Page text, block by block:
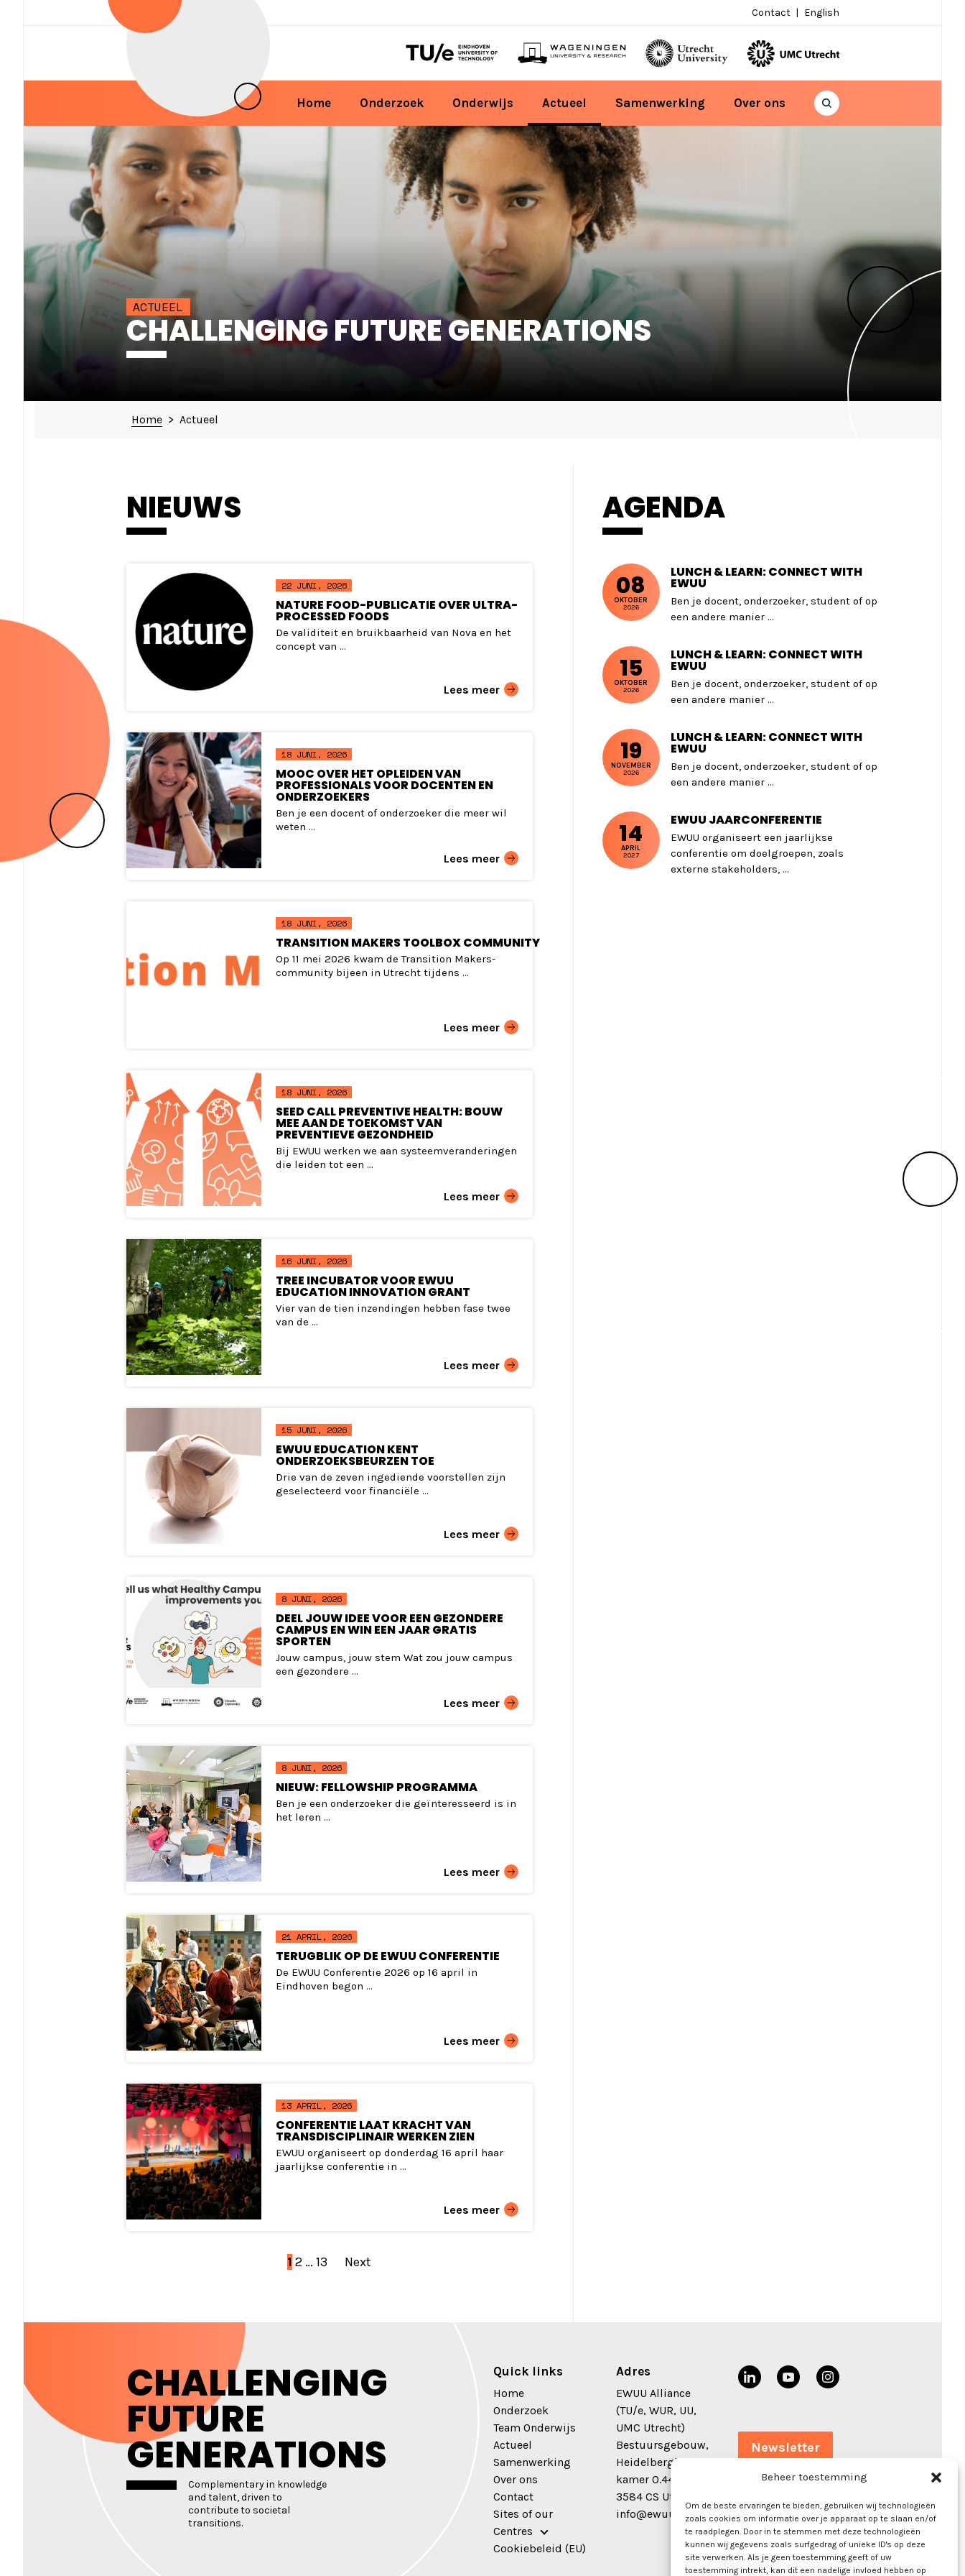
Beheer toestemming
Om de beste ervaringen te bieden, gebruiken wij technologieën
zoals cookies om informatie over je apparaat op te slaan en/of
te raadplegen. Door in te stemmen met deze technologieën
kunnen wij gegevens zoals surfgedrag of unieke ID's op deze
site verwerken. Als je geen toestemming geeft of uw
toestemming intrekt, kan dit een nadelige invloed hebben op
Contact English
Ga naar de inhoud
HOOFDNAVIGATIE Home Onderzoek Onderwijs Actueel Samenwerking Over ons
ACTUEEL
CHALLENGING FUTURE GENERATIONS
Home > Actueel
NIEUWS
22 JUNI, 2026
NATURE FOOD-PUBLICATIE OVER ULTRA-
PROCESSED FOODS
De validiteit en bruikbaarheid van Nova en het
concept van ...
Lees meer
18 JUNI, 2026
MOOC OVER HET OPLEIDEN VAN
PROFESSIONALS VOOR DOCENTEN EN
ONDERZOEKERS
Ben je een docent of onderzoeker die meer wil
weten ...
Lees meer
18 JUNI, 2026
TRANSITION MAKERS TOOLBOX COMMUNITY
Op 11 mei 2026 kwam de Transition Makers-
community bijeen in Utrecht tijdens ...
Lees meer
18 JUNI, 2026
SEED CALL PREVENTIVE HEALTH: BOUW
MEE AAN DE TOEKOMST VAN
PREVENTIEVE GEZONDHEID
Bij EWUU werken we aan systeemveranderingen
die leiden tot een ...
Lees meer
16 JUNI, 2026
TREE INCUBATOR VOOR EWUU
EDUCATION INNOVATION GRANT
Vier van de tien inzendingen hebben fase twee
van de ...
Lees meer
15 JUNI, 2026
EWUU EDUCATION KENT
ONDERZOEKSBEURZEN TOE
Drie van de zeven ingediende voorstellen zijn
geselecteerd voor financiële ...
Lees meer
8 JUNI, 2026
DEEL JOUW IDEE VOOR EEN GEZONDERE
CAMPUS EN WIN EEN JAAR GRATIS
SPORTEN
Jouw campus, jouw stem Wat zou jouw campus
een gezondere ...
Lees meer
8 JUNI, 2026
NIEUW: FELLOWSHIP PROGRAMMA
Ben je een onderzoeker die geïnteresseerd is in
het leren ...
Lees meer
21 APRIL, 2026
TERUGBLIK OP DE EWUU CONFERENTIE
De EWUU Conferentie 2026 op 16 april in
Eindhoven begon ...
Lees meer
13 APRIL, 2026
CONFERENTIE LAAT KRACHT VAN
TRANSDISCIPLINAIR WERKEN ZIEN
EWUU organiseert op donderdag 16 april haar
jaarlijkse conferentie in ...
Lees meer
1 2 … 13 Next
AGENDA
08
OKTOBER
2026
LUNCH & LEARN: CONNECT WITH
EWUU
Ben je docent, onderzoeker, student of op
een andere manier ...
15
OKTOBER
2026
LUNCH & LEARN: CONNECT WITH
EWUU
Ben je docent, onderzoeker, student of op
een andere manier ...
19
NOVEMBER
2026
LUNCH & LEARN: CONNECT WITH
EWUU
Ben je docent, onderzoeker, student of op
een andere manier ...
14
APRIL
2027
EWUU JAARCONFERENTIE
EWUU organiseert een jaarlijkse
conferentie om doelgroepen, zoals
externe stakeholders, ...
CHALLENGING
FUTURE
GENERATIONS
Complementary in knowledge
and talent, driven to
contribute to societal
transitions.
Quick links
Home
Onderzoek
Team Onderwijs
Actueel
Samenwerking
Over ons
Contact
Sites of our
Centres
Cookiebeleid (EU)
Adres
EWUU Alliance
(TU/e, WUR, UU,
UMC Utrecht)
Bestuursgebouw,
Heidelberglaan 8
kamer 0.44
3584 CS Utrecht
info@ewuu.nl
Newsletter